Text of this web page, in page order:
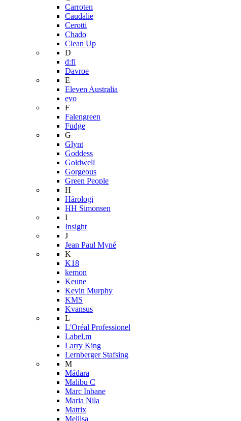
Carroten
Caudalie
Cerotti
Chado
Clean Up
D
d:fi
Davroe
E
Eleven Australia
evo
F
Falengreen
Fudge
G
Glynt
Goddess
Goldwell
Gorgeous
Green People
H
Hårologi
HH Simonsen
I
Insight
J
Jean Paul Myné
K
K18
kemon
Keune
Kevin Murphy
KMS
Kvansus
L
L'Oréal Professionel
Label.m
Larry King
Lernberger Stafsing
M
Mádara
Malibu C
Marc Inbane
Maria Nila
Matrix
Mellisa